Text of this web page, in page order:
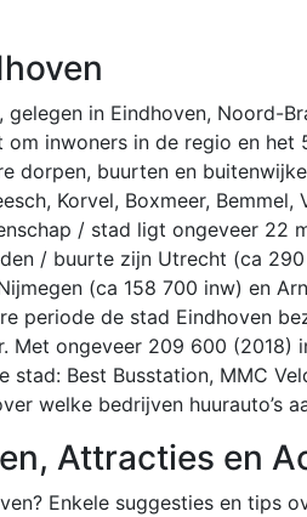
in Eindhoven, Noord-
inwoners in de regio en
dorpen, buurten en
Korvel, Boxmeer,
/ stad ligt ongeveer 22
/ buurte zijn Utrecht (ca
(ca 158 700 inw) en
periode de stad Eindhoven
Met ongeveer 209 600 (2018)
stad: Best Busstation, MMC
welke bedrijven huurauto’s
Attracties en
Enkele suggesties en tips